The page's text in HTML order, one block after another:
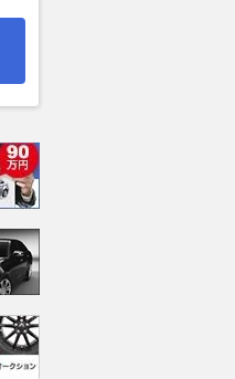
TDI ハイライン ディー
支払総額
389